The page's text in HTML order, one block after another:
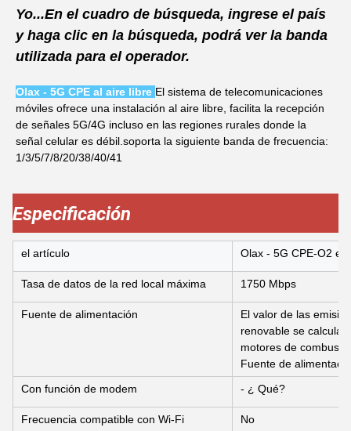
Yo...En el cuadro de búsqueda, ingrese el país
y haga clic en la búsqueda, podrá ver la banda
utilizada para el operador.
Olax - 5G CPE al aire libre El sistema de telecomunicaciones
móviles ofrece una instalación al aire libre, facilita la recepción
de señales 5G/4G incluso en las regiones rurales donde la
señal celular es débil. soporta la siguiente banda de frecuencia:
1/3/5/7/8/20/38/40/41
Especificación
el artículo Olax - 5G CPE-O2
Tasa de datos de la red local máxima 1750 Mbps
Fuente de alimentación
El valor de las
renovable se
motores de
Fuente de
Con función de modem
- ¿ Qué?
Frecuencia compatible con Wi-Fi No